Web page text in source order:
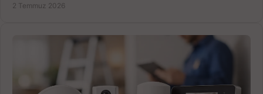
2 Temmuz 2026